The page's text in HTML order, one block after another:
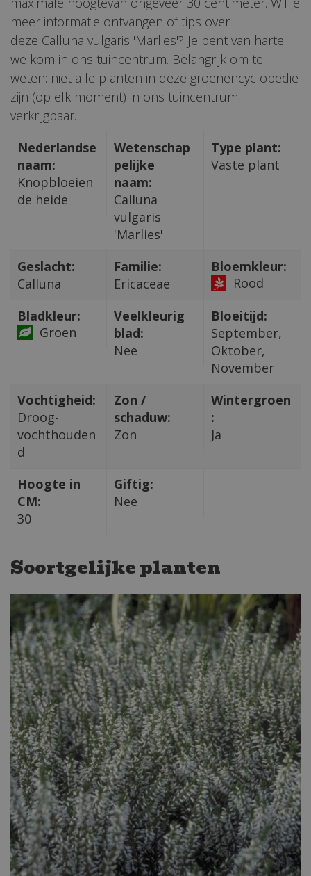
meer informatie ontvangen of tips over
deze Calluna vulgaris 'Marlies'? Je bent van harte
welkom in ons tuincentrum. Belangrijk om te
weten: niet alle planten in deze groenencyclopedie
zijn (op elk moment) in ons tuincentrum
verkrijgbaar.
Nederlandse
naam:
Knopbloeien
de heide
Wetenschap
pelijke
naam:
Calluna
vulgaris
'Marlies'
Type plant:
Vaste plant
Geslacht:
Calluna
Familie:
Ericaceae
Bloemkleur:
Rood
Bladkleur:
Groen
Veelkleurig
blad:
Nee
Bloeitijd:
September,
Oktober,
November
Vochtigheid:
Droog-
vochthouden
d
Zon /
schaduw:
Zon
Wintergroen
:
Ja
Hoogte in
CM:
30
Giftig:
Nee
Soortgelijke planten